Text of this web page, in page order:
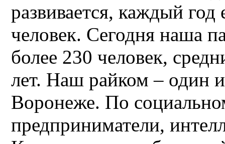
развивается, каждый
человек. Сегодня наша
более 230 человек,
лет. Наш райком – один
Воронеже. По
предприниматели,